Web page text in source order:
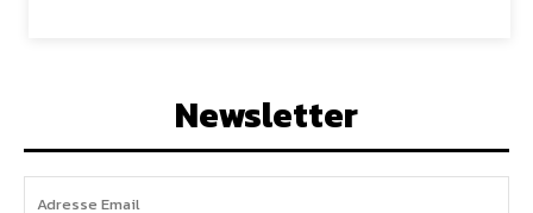
Newsletter